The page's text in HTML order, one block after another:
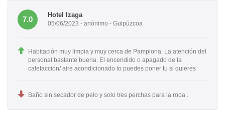
7.0
Hotel Izaga
05/06/2023 - anónimo - Guipúzcoa
Habitación muy limpia y muy cerca de Pamplona. La atención del
personal bastante buena. El encendido o apagado de la
calefacción/ aire acondicionado lo puedes poner tu si quieres
Baño sin secador de pelo y solo tres perchas para la ropa .